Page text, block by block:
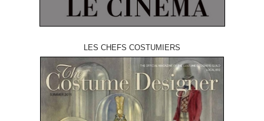
LES CHEFS COSTUMIERS